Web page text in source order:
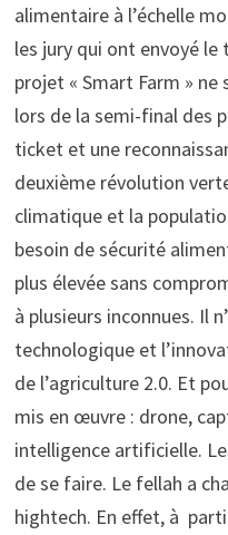
alimentaire à l’échelle
les jury qui ont envoyé le
projet « Smart Farm » ne
lors de la semi-final des
ticket et une
deuxième révolution
climatique et la
besoin de sécurité
plus élevée sans
à plusieurs inconnues. Il
technologique et
de l’agriculture 2.0. Et
mis en œuvre : drone,
intelligence artificielle.
de se faire. Le fellah a
hightech. En effet, à